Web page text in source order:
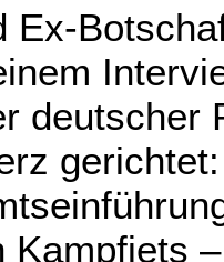
Ex-
deutscher
Kampfjets